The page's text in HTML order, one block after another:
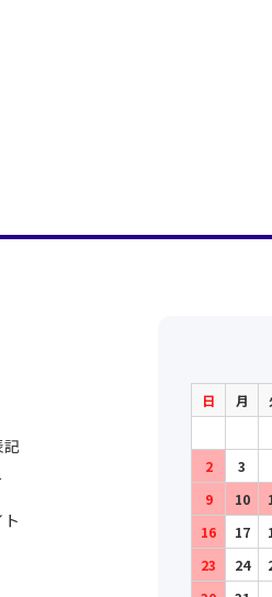
記
日 月
2 3
9
10
16
17
23
24